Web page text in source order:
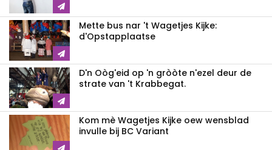
Mette bus nar 't Wagetjes Kijke:
d'Opstapplaatse
D'n Oòg'eid op 'n gròòte n'ezel deur de
strate van 't Krabbegat.
Kom mè Wagetjes Kijke oew wensblad
invulle bij BC Variant